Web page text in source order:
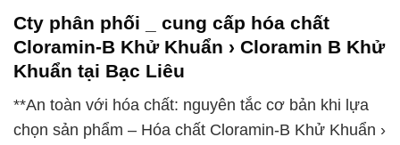
Cty phân phối _ cung cấp hóa chất
Cloramin-B Khử Khuẩn › Cloramin B Khử
Khuẩn tại Bạc Liêu
**An toàn với hóa chất: nguyên tắc cơ bản khi lựa
chọn sản phẩm – Hóa chất Cloramin-B Khử Khuẩn ›